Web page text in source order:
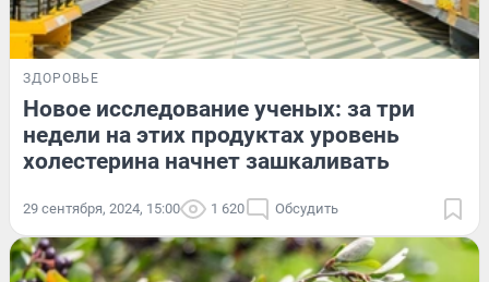
ЗДОРОВЬЕ
Новое исследование ученых: за три
недели на этих продуктах уровень
холестерина начнет зашкаливать
29 сентября, 2024, 15:00 1 620 Обсудить